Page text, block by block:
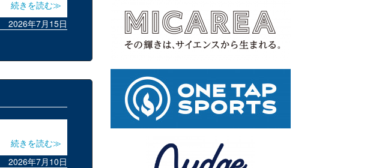
続きを読む≫
2026年7月15日
続きを読む≫
2026年7月10日